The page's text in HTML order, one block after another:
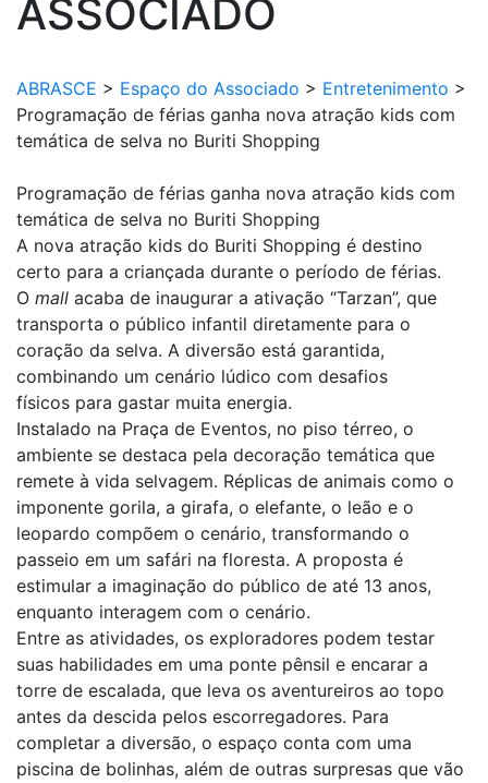
ASSOCIADO
ABRASCE > Espaço do Associado > Entretenimento >
Programação de férias ganha nova atração kids com
temática de selva no Buriti Shopping
Programação de férias ganha nova atração kids com
temática de selva no Buriti Shopping
A nova atração kids do Buriti Shopping é destino
certo para a criançada durante o período de férias.
O mall acaba de inaugurar a ativação “Tarzan”, que
transporta o público infantil diretamente para o
coração da selva. A diversão está garantida,
combinando um cenário lúdico com desafios
físicos para gastar muita energia.
Instalado na Praça de Eventos, no piso térreo, o
ambiente se destaca pela decoração temática que
remete à vida selvagem. Réplicas de animais como o
imponente gorila, a girafa, o elefante, o leão e o
leopardo compõem o cenário, transformando o
passeio em um safári na floresta. A proposta é
estimular a imaginação do público de até 13 anos,
enquanto interagem com o cenário.
Entre as atividades, os exploradores podem testar
suas habilidades em uma ponte pênsil e encarar a
torre de escalada, que leva os aventureiros ao topo
antes da descida pelos escorregadores. Para
completar a diversão, o espaço conta com uma
piscina de bolinhas, além de outras surpresas que vão